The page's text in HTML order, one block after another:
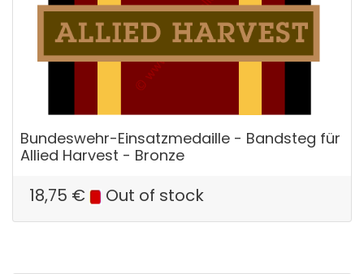
Bundeswehr-Einsatzmedaille - Bandsteg für
Allied Harvest - Bronze
18,75 € Out of stock